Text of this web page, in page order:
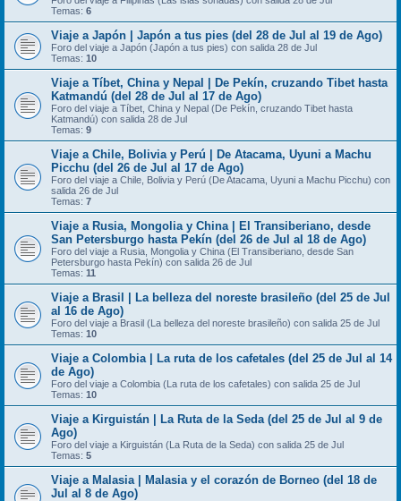
Temas: 6
Viaje a Japón | Japón a tus pies (del 28 de Jul al 19 de Ago)
Foro del viaje a Japón (Japón a tus pies) con salida 28 de Jul
Temas: 10
Viaje a Tíbet, China y Nepal | De Pekín, cruzando Tibet hasta
Katmandú (del 28 de Jul al 17 de Ago)
Foro del viaje a Tíbet, China y Nepal (De Pekín, cruzando Tibet hasta
Katmandú) con salida 28 de Jul
Temas: 9
Viaje a Chile, Bolivia y Perú | De Atacama, Uyuni a Machu
Picchu (del 26 de Jul al 17 de Ago)
Foro del viaje a Chile, Bolivia y Perú (De Atacama, Uyuni a Machu Picchu) con
salida 26 de Jul
Temas: 7
Viaje a Rusia, Mongolia y China | El Transiberiano, desde
San Petersburgo hasta Pekín (del 26 de Jul al 18 de Ago)
Foro del viaje a Rusia, Mongolia y China (El Transiberiano, desde San
Petersburgo hasta Pekín) con salida 26 de Jul
Temas: 11
Viaje a Brasil | La belleza del noreste brasileño (del 25 de Jul
al 16 de Ago)
Foro del viaje a Brasil (La belleza del noreste brasileño) con salida 25 de Jul
Temas: 10
Viaje a Colombia | La ruta de los cafetales (del 25 de Jul al 14
de Ago)
Foro del viaje a Colombia (La ruta de los cafetales) con salida 25 de Jul
Temas: 10
Viaje a Kirguistán | La Ruta de la Seda (del 25 de Jul al 9 de
Ago)
Foro del viaje a Kirguistán (La Ruta de la Seda) con salida 25 de Jul
Temas: 5
Viaje a Malasia | Malasia y el corazón de Borneo (del 18 de
Jul al 8 de Ago)